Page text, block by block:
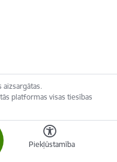
Piekļūstamība
aizsargātas.
platformas visas tiesības